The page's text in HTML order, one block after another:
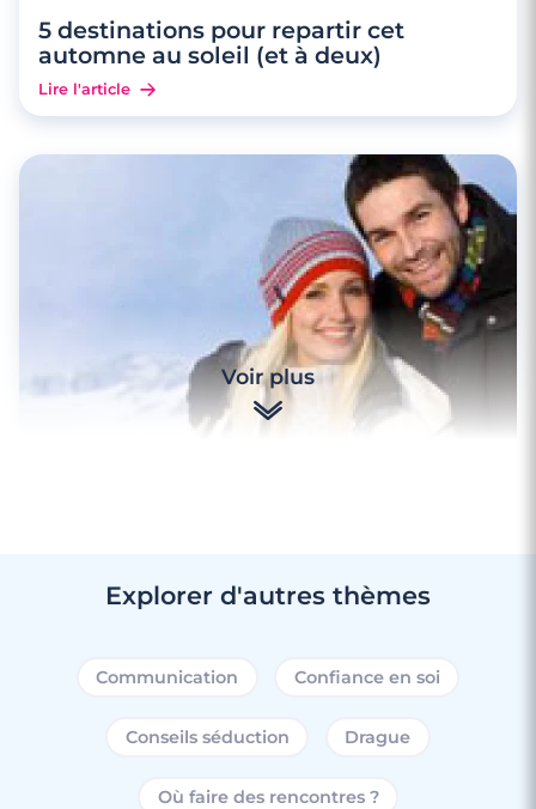
5 destinations pour repartir cet
automne au soleil (et à deux)
Lire l'article
3 minutes
Premières vacances à 2
Voir plus
Explorer d'autres thèmes
Communication Confiance en soi
Conseils séduction Drague
Où faire des rencontres ?